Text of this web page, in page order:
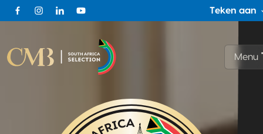
FacebookInstagram
LinkedinYoutube
Teken aan
Menu